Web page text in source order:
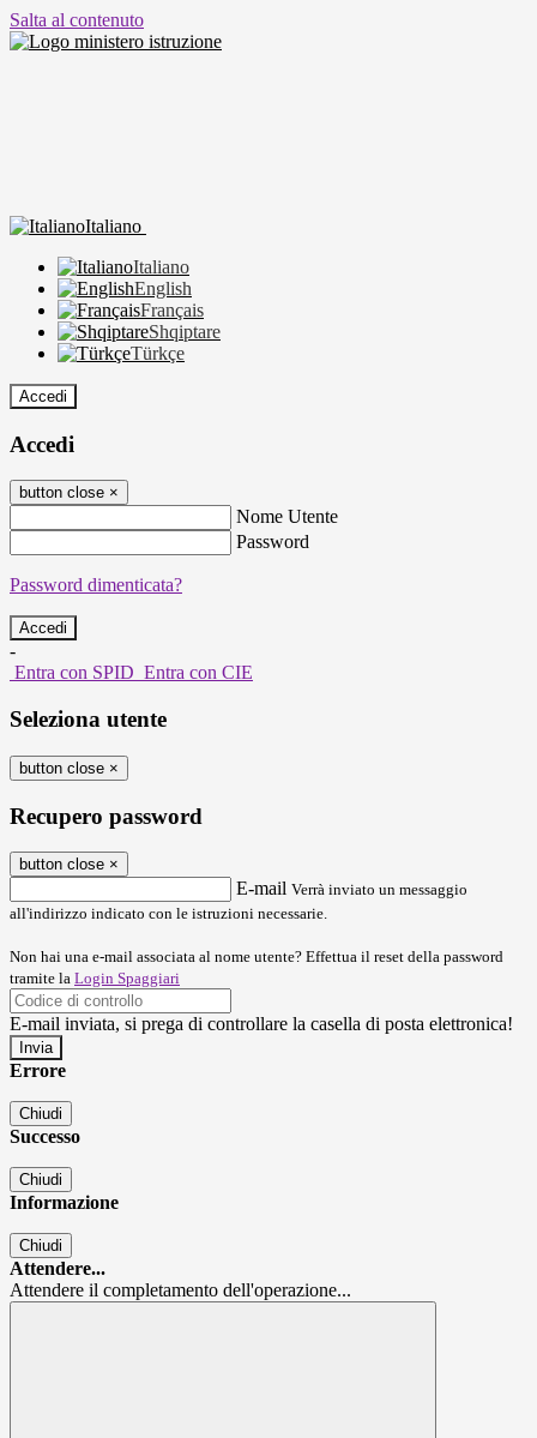
Salta al contenuto
Italiano
Italiano
English
Français
Shqiptare
Türkçe
Accedi
Accedi
button close ×
Nome Utente
Password
Password dimenticata?
-
Entra con SPID Entra con CIE
Seleziona utente
button close ×
Recupero password
button close ×
E-mail Verrà inviato un messaggio
all'indirizzo indicato con le istruzioni necessarie.
Non hai una e-mail associata al nome utente? Effettua il reset della password
tramite la Login Spaggiari
E-mail inviata, si prega di controllare la casella di posta elettronica!
Errore
Chiudi
Successo
Chiudi
Informazione
Chiudi
Attendere...
Attendere il completamento dell'operazione...